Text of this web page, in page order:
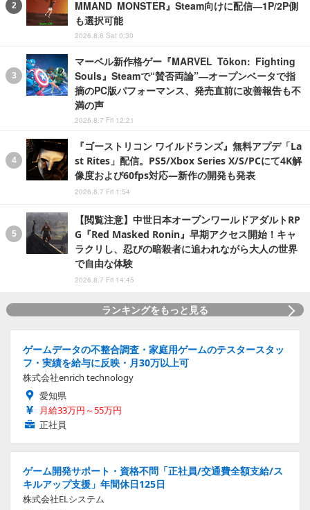
MMAND MONSTER』Steam向けに配信―1P/2P側
も選択可能
2026.8.8 Sat 0:30
マーベル新作格ゲー『MARVEL Tōkon: Fighting
Souls』Steamで“賛否両論”―オープンベータで指
摘のPC版パフォーマンス、発売直前に改善報告も不
満の声
2026.8.7 Fri 12:21
『ゴーストリコン ワイルドランズ』無料アプデ「La
st Rites」配信。PS5/Xbox Series X/S/PCにて4K解
像度および60fps対応―新作の開発も発表
2026.8.7 Fri 1:54
【閲覧注意】中世日本オープンワールドアダルトRP
G『Red Masked Ronin』早期アクセス開始！キャ
ラクリし、忍びの暗殺者に追われながら大人の世界
で自由な体験
2026.8.7 Fri 14:45
ランキングをもっと見る
ゲームデータの不整合調査・家庭用ゲームのテスタースタッ
フ・実績を給与に反映・月30万以上可
株式会社enrich technology
愛知県
月給33万円～55万円
正社員
ゲーム開発サポート・資格不問「正社員/交通費全額支給/ス
キルアップ支援」年間休日125日
株式会社ELシステム